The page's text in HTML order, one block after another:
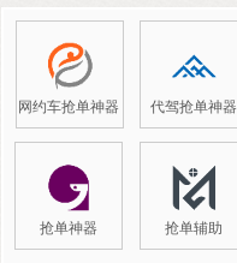
代驾抢单神器
抢单神器 抢单辅助
网约车抢单神器